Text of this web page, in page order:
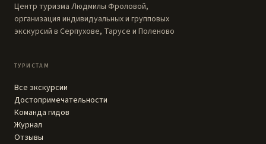
Центр туризма Людмилы Фроловой,
организация индивидуальных и групповых
экскурсий в Серпухове, Тарусе и Поленово
ТУРИСТАМ
Все экскурсии
Достопримечательности
Команда гидов
Журнал
Отзывы